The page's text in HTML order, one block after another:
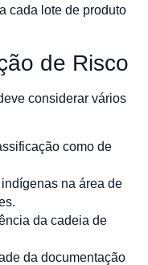
cada lote de produto
de Risco
considerar vários
como de
na área de
da cadeia de
da documentação